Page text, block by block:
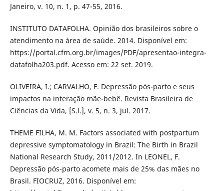
Janeiro, v. 10, n. 1, p. 47-55, 2016.
INSTITUTO DATAFOLHA. Opinião dos brasileiros sobre o
atendimento na área de saúde. 2014. Disponível em:
https://portal.cfm.org.br/images/PDF/apresentao-integra-
datafolha203.pdf. Acesso em: 22 set. 2019.
OLIVEIRA, I.; CARVALHO, F. Depressão pós-parto e seus
impactos na interação mãe-bebê. Revista Brasileira de
Ciências da Vida, [S.l.], v. 5, n. 3, jul. 2017.
THEME FILHA, M. M. Factors associated with postpartum
depressive symptomatology in Brazil: The Birth in Brazil
National Research Study, 2011/2012. In LEONEL, F.
Depressão pós-parto acomete mais de 25% das mães no
Brasil. FIOCRUZ, 2016. Disponível em: